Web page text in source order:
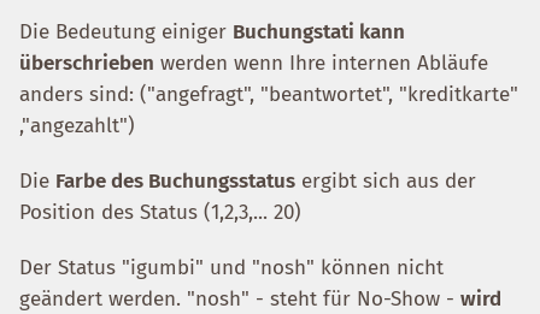
Die Bedeutung einiger Buchungstati kann
überschrieben werden wenn Ihre internen Abläufe
anders sind: ("angefragt", "beantwortet", "kreditkarte"
,"angezahlt")
Die Farbe des Buchungsstatus ergibt sich aus der
Position des Status (1,2,3,... 20)
Der Status "igumbi" und "nosh" können nicht
geändert werden. "nosh" - steht für No-Show - wird